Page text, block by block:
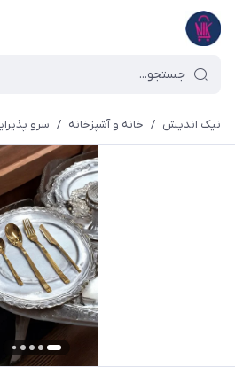
نیک اندیش / خانه و آشپزخانه / سرو